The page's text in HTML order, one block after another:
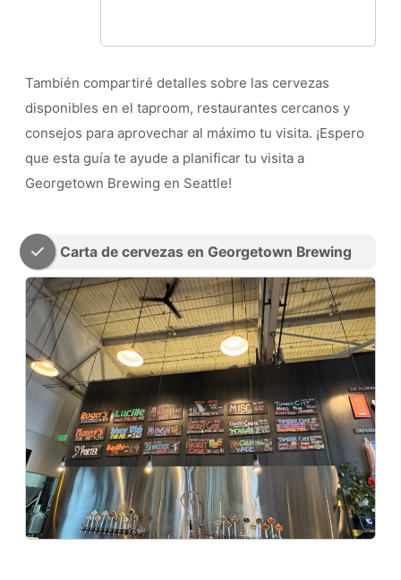
También compartiré detalles sobre las cervezas
disponibles en el taproom, restaurantes cercanos y
consejos para aprovechar al máximo tu visita. ¡Espero
que esta guía te ayude a planificar tu visita a
Georgetown Brewing en Seattle!
Carta de cervezas en Georgetown Brewing